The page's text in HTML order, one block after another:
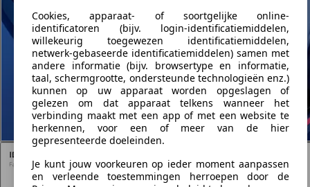
Cookies, apparaat- of soortgelijke online-
identificatoren (bijv. login-identificatiemiddelen,
willekeurig toegewezen identificatiemiddelen,
netwerk-gebaseerde identificatiemiddelen) samen met
andere informatie (bijv. browsertype en informatie,
taal, schermgrootte, ondersteunde technologieën enz.)
kunnen op uw apparaat worden opgeslagen of
gelezen om dat apparaat telkens wanneer het
verbinding maakt met een app of met een website te
herkennen, voor een of meer van de hier
gepresenteerde doeleinden.
Je kunt jouw voorkeuren op ieder moment aanpassen
en verleende toestemmingen herroepen door de